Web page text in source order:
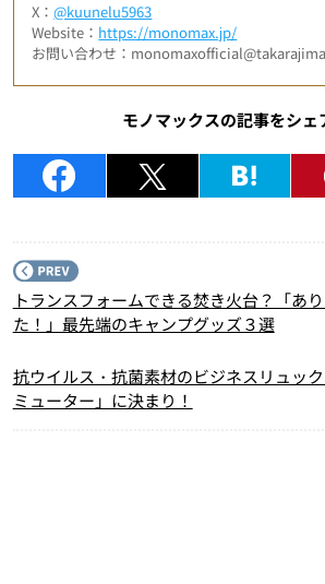
X：@kuunelu5963
Website： https://monomax.jp/
お問い合わせ：
モノマックスの記事をシェ
トランスフォームできる焚き火台？「あ
た！」最先端のキャンプグッズ３選
抗ウイルス・抗菌素材のビジネスリュッ
ミューター」に決まり！